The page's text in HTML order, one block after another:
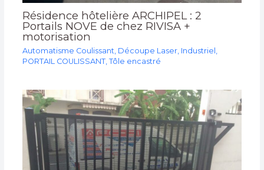
Résidence hôtelière ARCHIPEL : 2
Portails NOVE de chez RIVISA +
motorisation
Automatisme Coulissant Découpe Laser, Industriel
PORTAIL COULISSANT, Tôle encastré